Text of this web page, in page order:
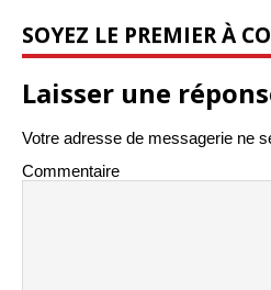
SOYEZ LE PREMIER À
Laisser une
Votre adresse de messagerie ne
Commentaire